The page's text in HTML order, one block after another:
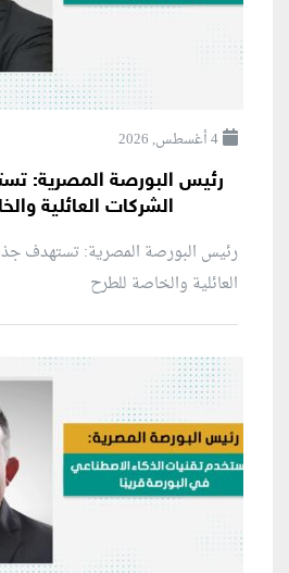
4 أغسطس, 2026
رئيس البورصة المصرية:
الشركات العائلية
رئيس البورصة المصرية: تستهدف
العائلية والخاصة للطرح